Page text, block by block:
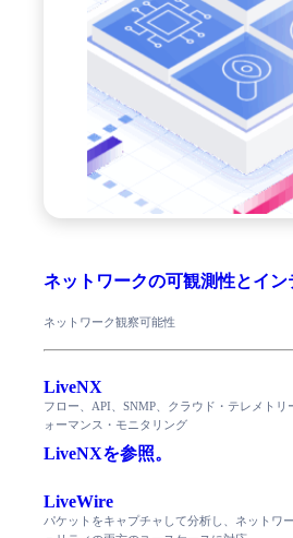
ネットワークの可観測性とイン
ネットワーク観察可能性
LiveNX
フロー、API、SNMP、クラウド・テレメト
ォーマンス・モニタリング
LiveNXを参照。
LiveWire
パケットをキャプチャして分析し、ネットワ